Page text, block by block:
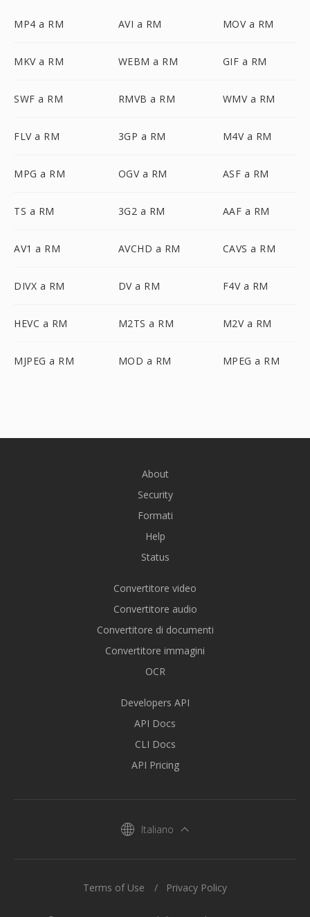
MP4 a RM AVI a RM MOV a RM
MKV a RM WEBM a RM GIF a RM
SWF a RM RMVB a RM WMV a RM
FLV a RM 3GP a RM M4V a RM
MPG a RM OGV a RM ASF a RM
TS a RM 3G2 a RM AAF a RM
AV1 a RM AVCHD a RM CAVS a RM
DIVX a RM DV a RM F4V a RM
HEVC a RM M2TS a RM M2V a RM
MJPEG a RM MOD a RM MPEG a RM
About
Security
Formati
Help
Status
Convertitore video
Convertitore audio
Convertitore di documenti
Convertitore immagini
OCR
Developers API
API Docs
CLI Docs
API Pricing
Italiano
Terms of Use Privacy Policy